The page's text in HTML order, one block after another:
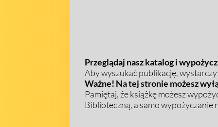
Przeglądaj nasz katalog i
Aby wyszukać publikację,
Ważne! Na tej stronie możesz
Pamiętaj, że książkę możesz
Biblioteczną, a samo wypożyczanie